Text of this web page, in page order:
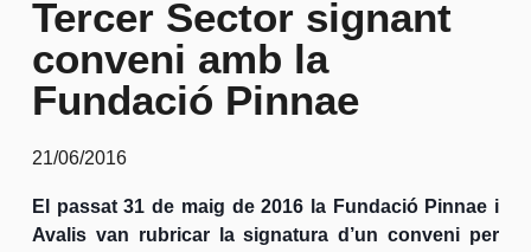
Tercer Sector signant
conveni amb la
Fundació Pinnae
21/06/2016
El passat 31 de maig de 2016 la Fundació Pinnae i
Avalis van rubricar la signatura d’un conveni per